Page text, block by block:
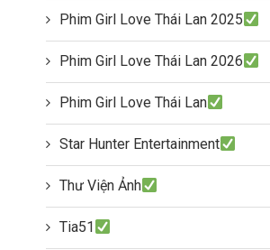
Phim Girl Love Thái Lan 2025
Phim Girl Love Thái Lan 2026
Phim Girl Love Thái Lan
Star Hunter Entertainment
Thư Viện Ảnh
Tia51